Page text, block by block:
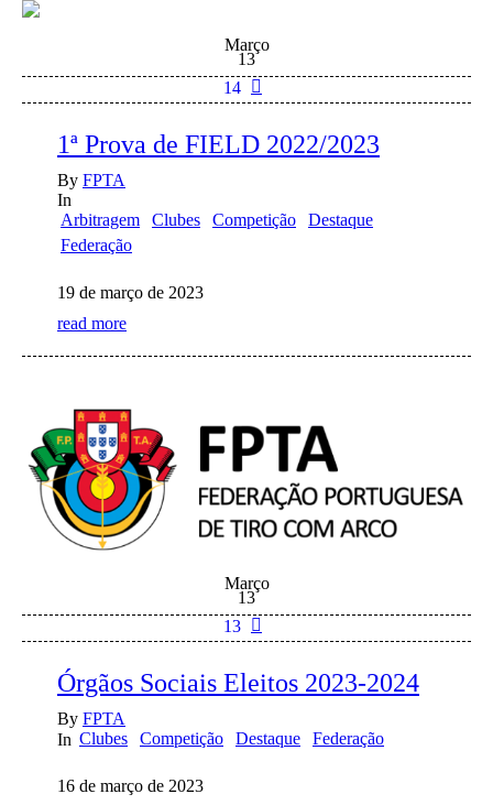
Março
13
14
1ª Prova de FIELD 2022/2023
By FPTA
In
Arbitragem
Clubes Competição
Destaque
Federação
19 de março de 2023
read more
Março
13
13
Órgãos Sociais Eleitos 2023-2024
By FPTA
In Clubes Competição Destaque Federação
16 de março de 2023